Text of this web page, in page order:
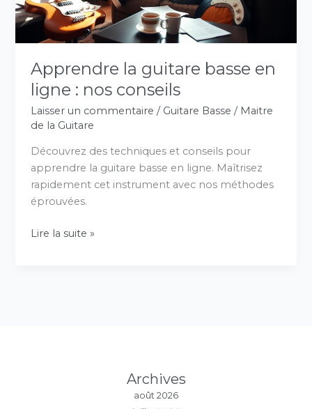
Apprendre la guitare basse en
ligne : nos conseils
Laisser un commentaire / Guitare Basse / Maitre
de la Guitare
Découvrez des techniques et conseils pour
apprendre la guitare basse en ligne. Maîtrisez
rapidement cet instrument avec nos méthodes
éprouvées.
nos
conseils
Lire la suite »
Archives
août 2026